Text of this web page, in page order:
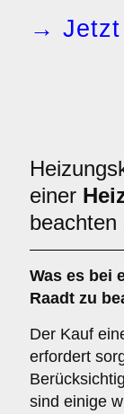
→ Jetzt
einer
beachten
Was es bei
Raadt zu
Der Kauf
erfordert
sind einige